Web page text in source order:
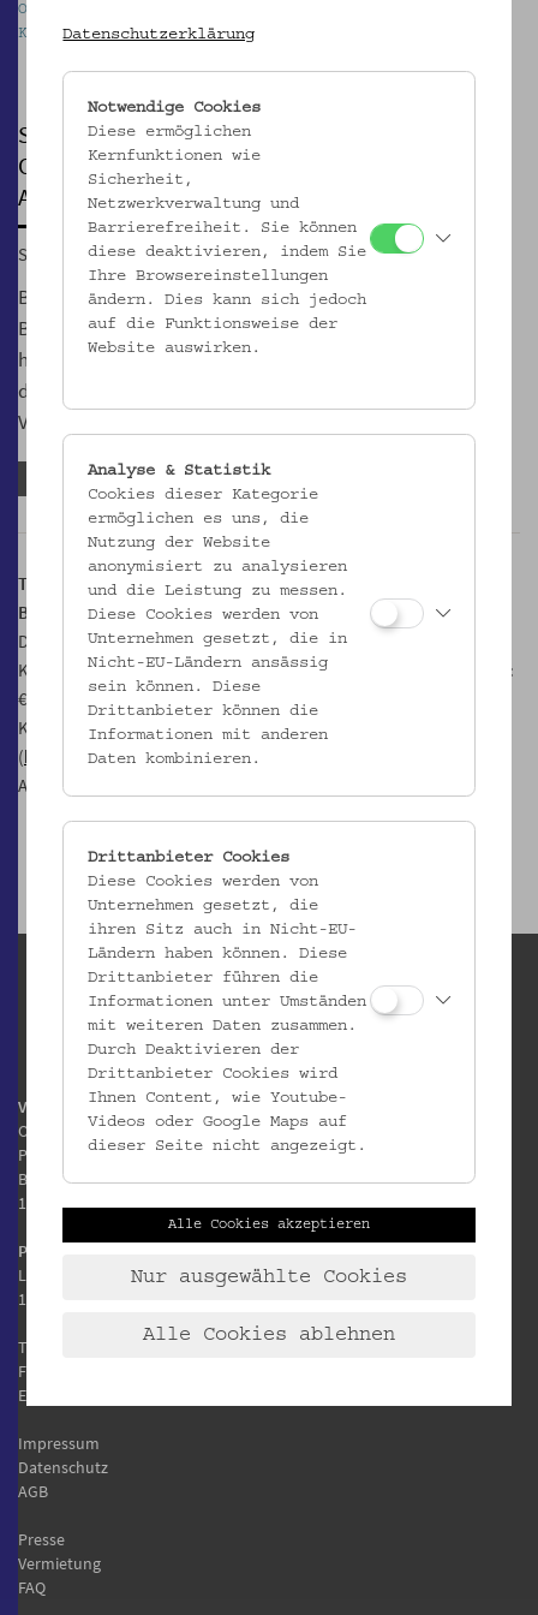
OWA | Otto Wagner Areal, Foto: Kollektiv Fischka /
Kramar
SPAZIERGANG
Otto Wagner Areal (OWA), Außenraum und zum
Ausklang Pavillon 1
So, 30.11.2025, 15:00
Bei der Führung erfahren Sie Interessantes über die
Baugeschichte, die Entwicklung der Psychiatrie und die
heutige Nutzung des Areals. Zum Schluss geht es noch in
den Pavillon 1, der seit November 2024 dem
Volkskundemuseum als Ausweichquartier dient.
Anmeldefrist abgelaufen
Treffpunkt: Pförtnerhaus bei der Bushaltestelle 48A,
Baumgartner Höhe 1, 1140 Wien
Dauer: ca. 60 Min.
Kosten:
Kosten: € 10,-, erm. für Mitglieder im Verein für Volkskunde:
€ 5,- (nur Barzahlung möglich)
Kostenlos für Kulturpass-Inhaber:innen
(hungeraufkunstundkultur.at)
Anmeldung erforderlich
Volkskundemuseum Wien
Otto Wagner Areal
Pavillon 1
Baumgartner Höhe 1
1140 Wien
Postanschrift:
Laudongasse 15-19
1080 Wien
T:
F: +43 1 406 89 05.88
E:
Impressum
Datenschutz
AGB
Presse
Vermietung
FAQ
Datenschutzerklärung
Notwendige Cookies
Diese ermöglichen
Kernfunktionen wie
Sicherheit,
Netzwerkverwaltung und
Barrierefreiheit. Sie können
diese deaktivieren, indem Sie
Ihre Browsereinstellungen
ändern. Dies kann sich jedoch
auf die Funktionsweise der
Website auswirken.
Analyse & Statistik
Cookies dieser Kategorie
ermöglichen es uns, die
Nutzung der Website
anonymisiert zu analysieren
und die Leistung zu messen.
Diese Cookies werden von
Unternehmen gesetzt, die in
Nicht-EU-Ländern ansässig
sein können. Diese
Drittanbieter können die
Informationen mit anderen
Daten kombinieren.
Drittanbieter Cookies
Diese Cookies werden von
Unternehmen gesetzt, die
ihren Sitz auch in Nicht-EU-
Ländern haben können. Diese
Drittanbieter führen die
Informationen unter Umständen
mit weiteren Daten zusammen.
Durch Deaktivieren der
Drittanbieter Cookies wird
Ihnen Content, wie Youtube-
Videos oder Google Maps auf
dieser Seite nicht angezeigt.
Alle Cookies akzeptieren
Nur ausgewählte Cookies
Alle Cookies ablehnen